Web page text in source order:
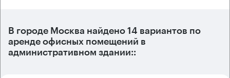
В городе Москва найдено 14 вариантов по
аренде офисных помещений в
административном здании::